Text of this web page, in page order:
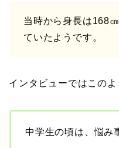
当時から身長は168
ていたようです。
インタビューではこのよ
中学生の頃は、悩み